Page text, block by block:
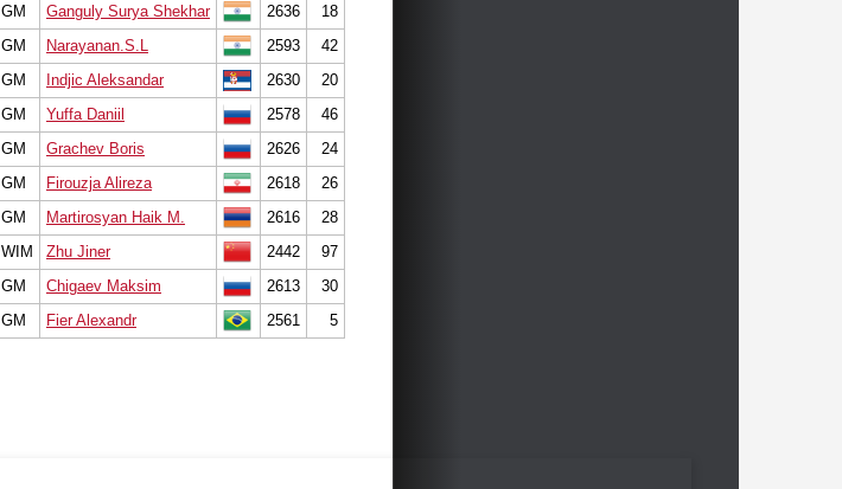
GM Ganguly Surya Shekhar 2636
18
GM Narayanan.S.L 2593
42
GM Indjic Aleksandar 2630
20
GM Yuffa Daniil 2578
46
GM Grachev Boris 2626
24
GM Firouzja Alireza 2618
26
GM Martirosyan Haik M. 2616
28
WIM Zhu Jiner 2442
97
GM Chigaev Maksim 2613
30
GM Fier Alexandr 2561 5